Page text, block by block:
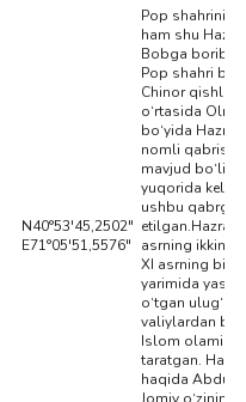
N40°53'45,2502"
E71°05'51,5576"
Pop
ham shu
Bobga borib
Pop shahri
Chinor
o‘rtasida
bo‘yida
nomli
mavjud bo‘lib,
yuqorida
ushbu qabrga
etilgan.Hazrati
asrning
XI asrning
yarimida
o‘tgan ulug‘
valiylardan biri
Islom olamida
taratgan.
haqida